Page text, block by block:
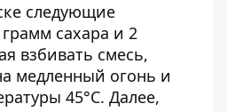
следующие
сахара и 2
взбивать смесь,
медленный огонь и
45°С. Далее,